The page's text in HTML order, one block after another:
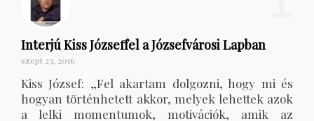
Interjú Kiss Józseffel a Józsefvárosi Lapban
szept 23, 2016
Kiss József: „Fel akartam dolgozni, hogy mi és
hogyan történhetett akkor, melyek lehettek azok
a lelki momentumok, motivációk, amik az